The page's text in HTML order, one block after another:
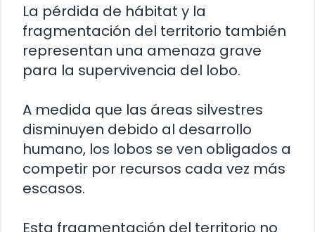
La pérdida de hábitat y la
fragmentación del territorio también
representan una amenaza grave
para la supervivencia del lobo.
A medida que las áreas silvestres
disminuyen debido al desarrollo
humano, los lobos se ven obligados a
competir por recursos cada vez más
escasos.
Esta fragmentación del territorio no